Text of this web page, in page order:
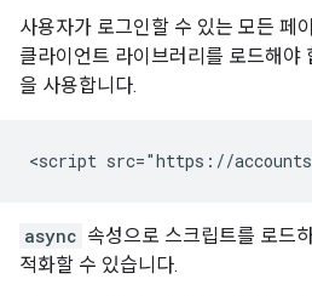
사용자가 로그인할 수 있는 모든 페
클라이언트 라이브러리를 로드해야
을 사용합니다.
async 속성으로 스크립트를 로드
적화할 수 있습니다.